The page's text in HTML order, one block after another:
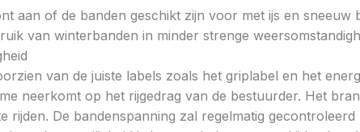
aan of de banden geschikt zijn voor met ijs en
van winterbanden in minder strenge
van de juiste labels zoals het griplabel en het
neerkomt op het rijgedrag van de bestuurder. Het
rijden. De bandenspanning zal regelmatig